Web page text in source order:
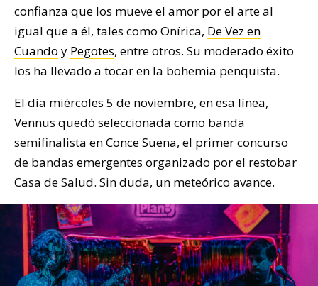
confianza que los mueve el amor por el arte al
igual que a él, tales como Onírica, De Vez en
Cuando y Pegotes, entre otros. Su moderado éxito
los ha llevado a tocar en la bohemia penquista.
El día miércoles 5 de noviembre, en esa línea,
Vennus quedó seleccionada como banda
semifinalista enConce Suena, el primer concurso
de bandas emergentes organizado por el restobar
Casa de Salud. Sin duda, un meteórico avance.